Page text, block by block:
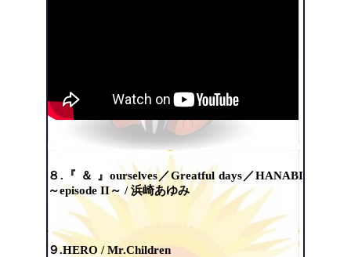
８.『 ＆ 』ourselves／Greatful days／HANABI
～episode II～ / 浜崎あゆみ
９.HERO / Mr.Children